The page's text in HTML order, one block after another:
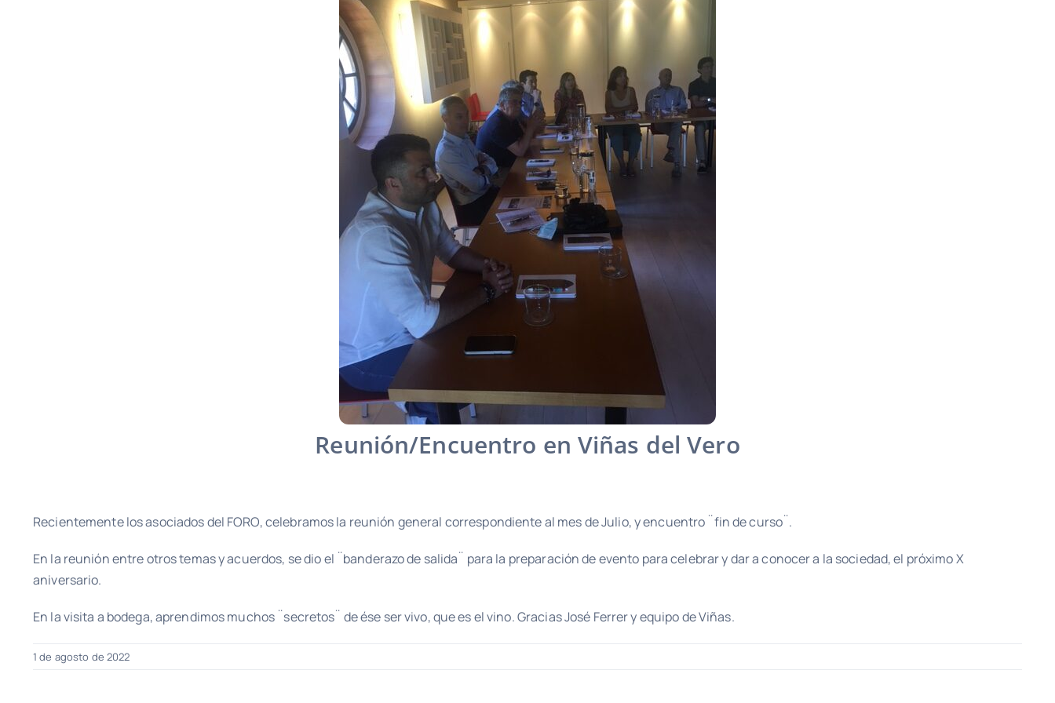
Reunión/Encuentro en Viñas del Vero
Recientemente los asociados del FORO, celebramos la reunión general correspondiente al mes de Julio, y encuentro ¨fin de curso¨.
En la reunión entre otros temas y acuerdos, se dio el ¨banderazo de salida¨ para la preparación de evento para celebrar y dar a conocer a la sociedad, el próximo X
aniversario.
En la visita a bodega, aprendimos muchos ¨secretos¨ de ése ser vivo, que es el vino. Gracias José Ferrer y equipo de Viñas.
1 de agosto de 2022